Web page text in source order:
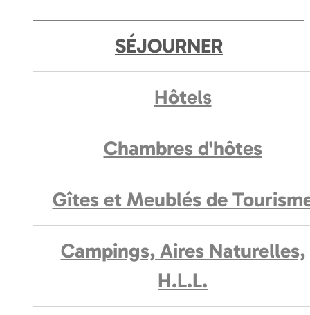
SÉJOURNER
Hôtels
Chambres d'hôtes
Gîtes et Meublés de
Campings, Aires Naturelles,
H.L.L.